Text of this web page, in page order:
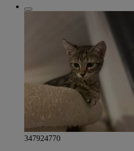
347924770